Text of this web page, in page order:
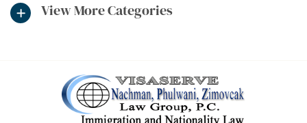
View More Categories